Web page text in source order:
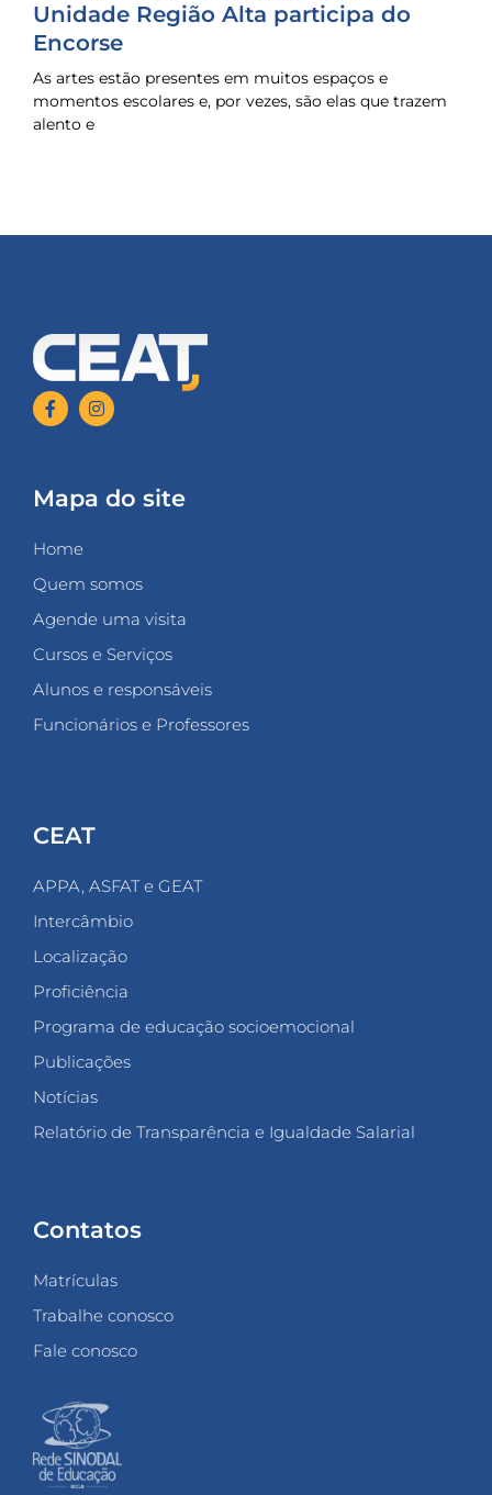
Unidade Região Alta participa do
Encorse
As artes estão presentes em muitos espaços e
momentos escolares e, por vezes, são elas que trazem
alento e
Mapa do site
Home
Quem somos
Agende uma visita
Cursos e Serviços
Alunos e responsáveis
Funcionários e Professores
CEAT
APPA, ASFAT e GEAT
Intercâmbio
Localização
Proficiência
Programa de educação socioemocional
Publicações
Notícias
Relatório de Transparência e Igualdade Salarial
Contatos
Matrículas
Trabalhe conosco
Fale conosco